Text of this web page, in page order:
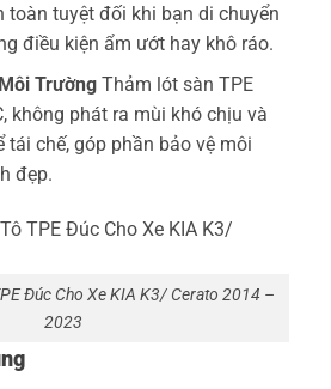
toàn tuyệt đối khi bạn di chuyển
điều kiện ẩm ướt hay khô ráo.
TrườngThảm lót sàn TPE
không phát ra mùi khó chịu và
tái chế, góp phần bảo vệ môi
đẹp.
Đúc Cho Xe KIA K3/ Cerato 2014 –
2023